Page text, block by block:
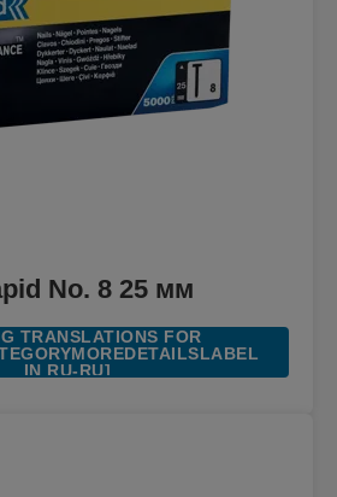
No. 8 25 мм
TRANSLATIONS FOR
IN RU-RU]